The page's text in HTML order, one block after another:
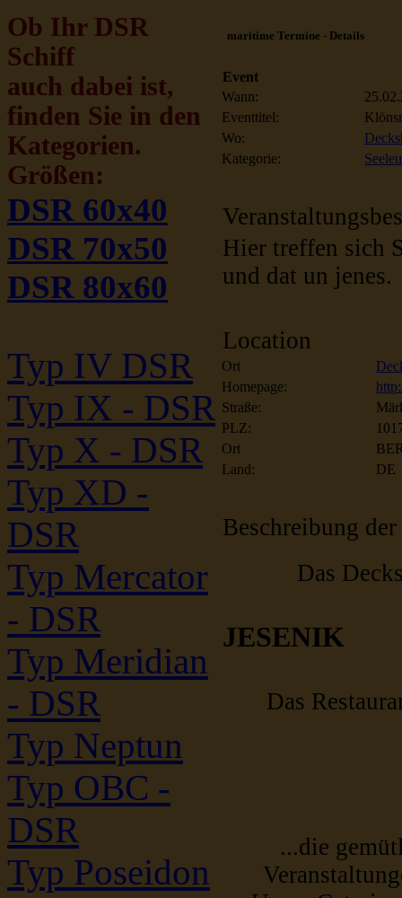
Ob Ihr DSR
Schiff
auch dabei ist,
finden Sie in den
Kategorien.
Größen:
DSR 60x40
DSR 70x50
DSR 80x60
Typ IV DSR
Typ IX - DSR
Typ X - DSR
Typ XD -
DSR
Typ Mercator
- DSR
Typ Meridian
- DSR
Typ Neptun
Typ OBC -
DSR
Typ Poseidon
maritime Termine - Details
Event
Wann:
Eventtitel:
Wo:
Kategorie:
Hier treffen sich
und dat un jenes.
Location
Ort
Homepage:
Straße:
PLZ:
Ort
Land:
DE
Beschreibung
Das
JESENIK
Das
...die